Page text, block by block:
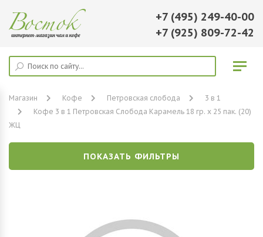
+7 (495) 249-40-00
+7 (925) 809-72-42
Магазин Кофе Петровская слобода
3 в 1
Кофе 3 в 1 Петровская Слобода Карамель 18 гр. х 25 пак. (20)
ЖЦ
ПОКАЗАТЬ ФИЛЬТРЫ